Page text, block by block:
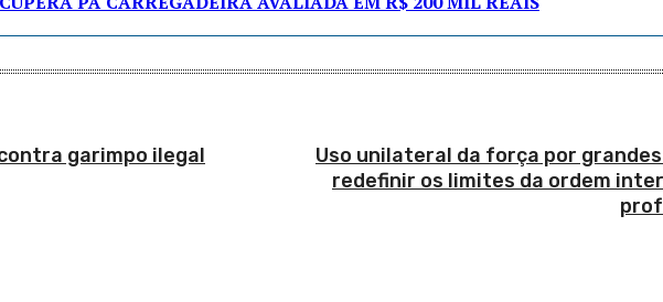
garimpo ilegal
Uso unilateral da força por
redefinir os limites da ordem